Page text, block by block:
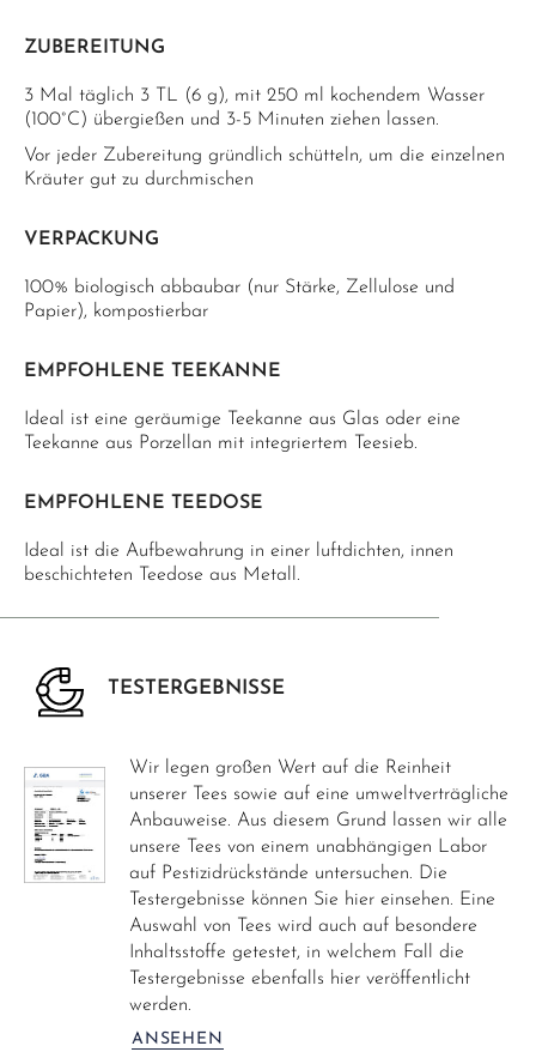
ZUBEREITUNG
3 Mal täglich 3 TL (6 g), mit 250 ml kochendem Wasser
(100°C) übergießen und 3-5 Minuten ziehen lassen.
Vor jeder Zubereitung gründlich schütteln, um die einzelnen
Kräuter gut zu durchmischen
VERPACKUNG
100% biologisch abbaubar (nur Stärke, Zellulose und
Papier), kompostierbar
EMPFOHLENE TEEKANNE
Ideal ist eine geräumige Teekanne aus Glas oder eine
Teekanne aus Porzellan mit integriertem Teesieb.
EMPFOHLENE TEEDOSE
Ideal ist die Aufbewahrung in einer luftdichten, innen
beschichteten Teedose aus Metall.
TESTERGEBNISSE
Wir legen großen Wert auf die Reinheit
unserer Tees sowie auf eine umweltverträgliche
Anbauweise. Aus diesem Grund lassen wir alle
unsere Tees von einem unabhängigen Labor
auf Pestizidrückstände untersuchen. Die
Testergebnisse können Sie hier einsehen. Eine
Auswahl von Tees wird auch auf besondere
Inhaltsstoffe getestet, in welchem Fall die
Testergebnisse ebenfalls hier veröffentlicht
werden.
ANSEHEN